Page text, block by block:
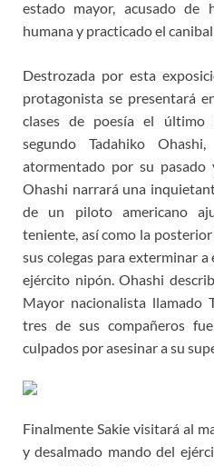
estado mayor, acusado de
humana y practicado el
Destrozada por esta
protagonista se presentará
clases de poesía el último
segundo Tadahiko
atormentado por su pasado
Ohashi narrará una
de un piloto americano
teniente, así como la
sus colegas para exterminar
ejército nipón. Ohashi
Mayor nacionalista llamado
tres de sus compañeros
culpados por asesinar a su
Finalmente Sakie visitará al
y desalmado mando del